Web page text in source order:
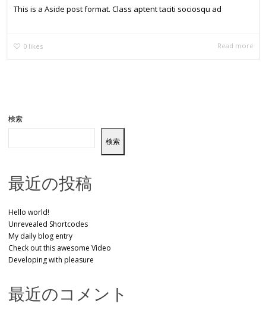
This is a Aside post format. Class aptent taciti sociosqu ad
0 likes Read more
検索
検索
最近の投稿
Hello world!
Unrevealed Shortcodes
My daily blog entry
Check out this awesome Video
Developing with pleasure
最近のコメント